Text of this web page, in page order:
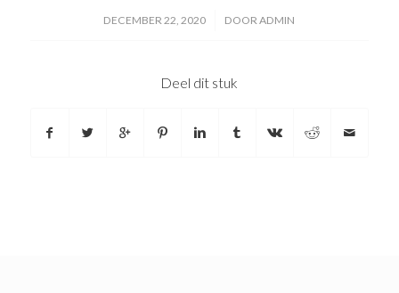
DECEMBER 22, 2020
/ DOORADMIN
Deel dit stuk